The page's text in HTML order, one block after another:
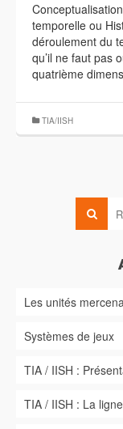
temporelle ou
déroulement du
qu’il ne faut pas
quatrième
TIA/IISH
Les unités
Systèmes de jeux
TIA / IISH :
TIA / IISH : La